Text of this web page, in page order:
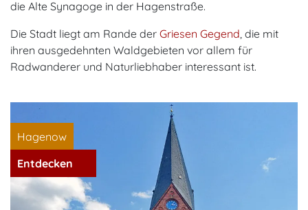
die Alte Synagoge in der Hagenstraße.
Die Stadt liegt am Rande der Griesen Gegend , die mit
ihren ausgedehnten Waldgebieten vor allem für
Radwanderer und Naturliebhaber interessant ist.
Hagenow
Entdecken